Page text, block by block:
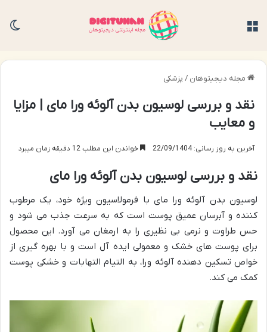
مجله دیجیتوهان / پزشکی
نقد و بررسی لوسیون بدن آلوئه ورا مای | مزایا
و معایب
آخرین به روز رسانی: 22/09/1404 خواندن این مطلب 12 دقیقه زمان میبرد
نقد و بررسی لوسیون بدن آلوئه ورا مای
لوسیون بدن آلوئه ورا مای با فرمولاسیون ویژه خود، یک مرطوب
کننده و آبرسان عمیق پوست است که به سرعت جذب می شود و
حس طراوت و نرمی بی نظیری را به ارمغان می آورد. این محصول
برای پوست های خشک و معمولی ایده آل است و با بهره گیری از
خواص تسکین دهنده آلوئه ورا، به التیام التهابات و خشکی پوست
کمک می کند.